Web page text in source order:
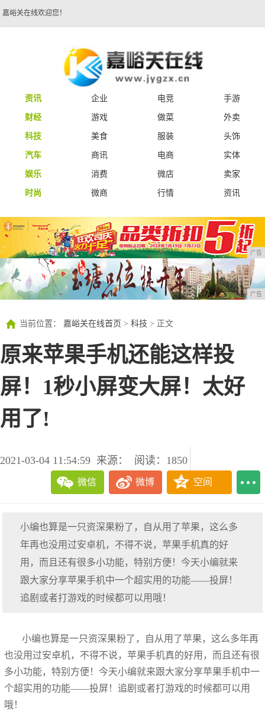
嘉峪关在线欢迎您！
资讯 企业 电竞
手游
财经
游戏 做菜
外卖
科技
美食 服装
头饰
汽车
商讯 电商
实体
娱乐
消费 微店
卖家
时尚
微商 行情 资讯
广告
广告
当前位置： 嘉峪关在线首页 > 科技 > 正文
原来苹果手机还能这样投
屏！1秒小屏变大屏！太好
用了!
2021-03-04 11:54:59 来源： 阅读：1850
微信 微博 空间
小编也算是一只资深果粉了，自从用了苹果，这么多
年再也没用过安卓机，不得不说，苹果手机真的好
用，而且还有很多小功能，特别方便！今天小编就来
跟大家分享苹果手机中一个超实用的功能——投屏！
追剧或者打游戏的时候都可以用哦！
小编也算是一只资深果粉了，自从用了苹果，这么多年再
也没用过安卓机，不得不说，苹果手机真的好用，而且还有很
多小功能，特别方便！今天小编就来跟大家分享苹果手机中一
个超实用的功能——投屏！追剧或者打游戏的时候都可以用
哦！